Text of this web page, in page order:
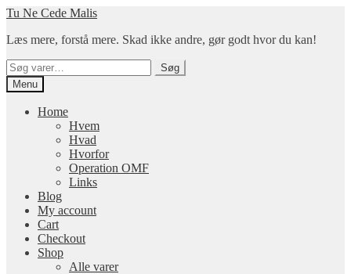
Spring
navigation
Spring
indhold
Tu Ne Cede Malis
Læs mere, forstå mere. Skad ikke andre, gør godt hvor du kan!
Søg
efter:
Søg
Menu
Home
Hvem
Hvad
Hvorfor
Operation OMF
Links
Blog
My account
Cart
Checkout
Shop
Alle varer